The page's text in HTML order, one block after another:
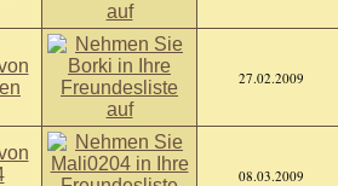
27.02.2009
08.03.2009